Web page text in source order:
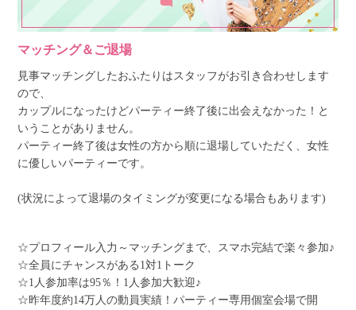
マッチング＆ご退場
見事マッチングしたおふたりはスタッフがお引き合わせします
ので、
カップルになったけどパーティー終了後に出会えなかった！と
いうことがありません。
パーティー終了後は女性の方から順に退場していただく、女性
に優しいパーティーです。
(状況によって退場のタイミングが変更になる場合もあります)
☆プロフィール入力～マッチングまで、スマホ完結で楽々参加♪
☆全員にチャンスがある1対1トーク
☆1人参加率は95％！1人参加大歓迎♪
☆昨年度約14万人の動員実績！パーティー専用個室会場で開